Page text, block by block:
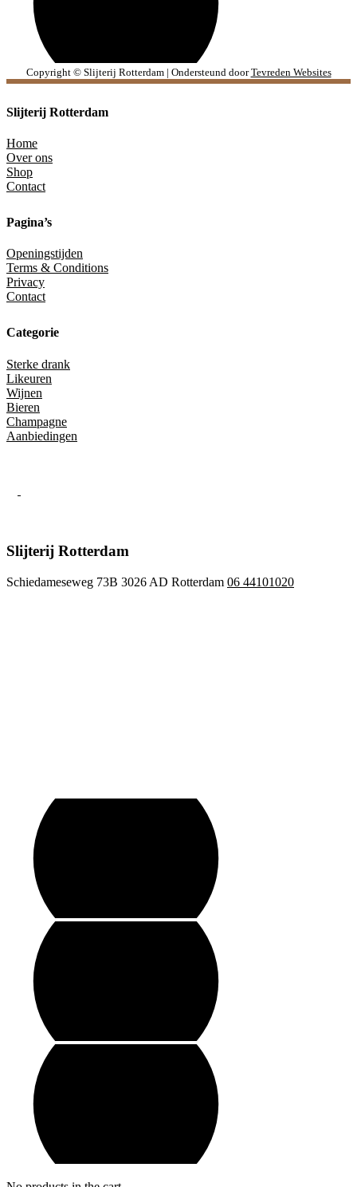
Copyright © Slijterij Rotterdam | Ondersteund doorTevreden Websites
Slijterij Rotterdam
Home
Over ons
Shop
Contact
Pagina’s
Openingstijden
Terms & Conditions
Privacy
Contact
Categorie
Sterke drank
Likeuren
Wijnen
Bieren
Champagne
Aanbiedingen
Slijterij Rotterdam
Schiedameseweg 73B 3026 AD Rotterdam 06 44101020